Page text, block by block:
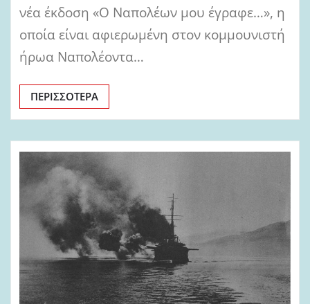
νέα έκδοση «Ο Ναπολέων μου έγραφε…», η
οποία είναι αφιερωμένη στον κομμουνιστή
ήρωα Ναπολέοντα…
ΠΕΡΙΣΣΌΤΕΡΑ